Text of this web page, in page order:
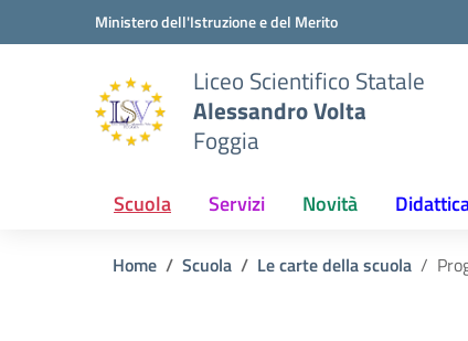
Vai ai contenuti
Vai al menu di navigazioneMinistero dell'Istruzione e del Merito
Liceo Scientifico Statale
Alessandro Volta
Foggia
Scuola Servizi Novità
Home Scuola Le carte della scuola